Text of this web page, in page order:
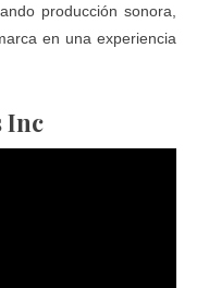
producción sonora,
en una experiencia
Inc